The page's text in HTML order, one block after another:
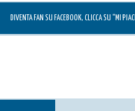
DIVENTA FAN SU FACEBOOK, CLICCA SU “MI